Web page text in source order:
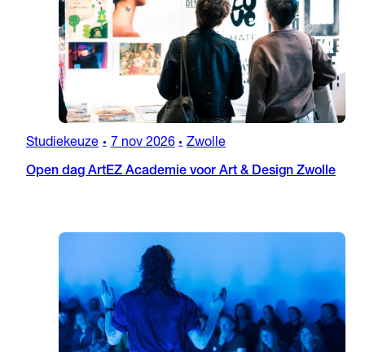
Studiekeuze • 7 nov 2026 • Zwolle
Open dag ArtEZ Academie voor Art & Design Zwolle